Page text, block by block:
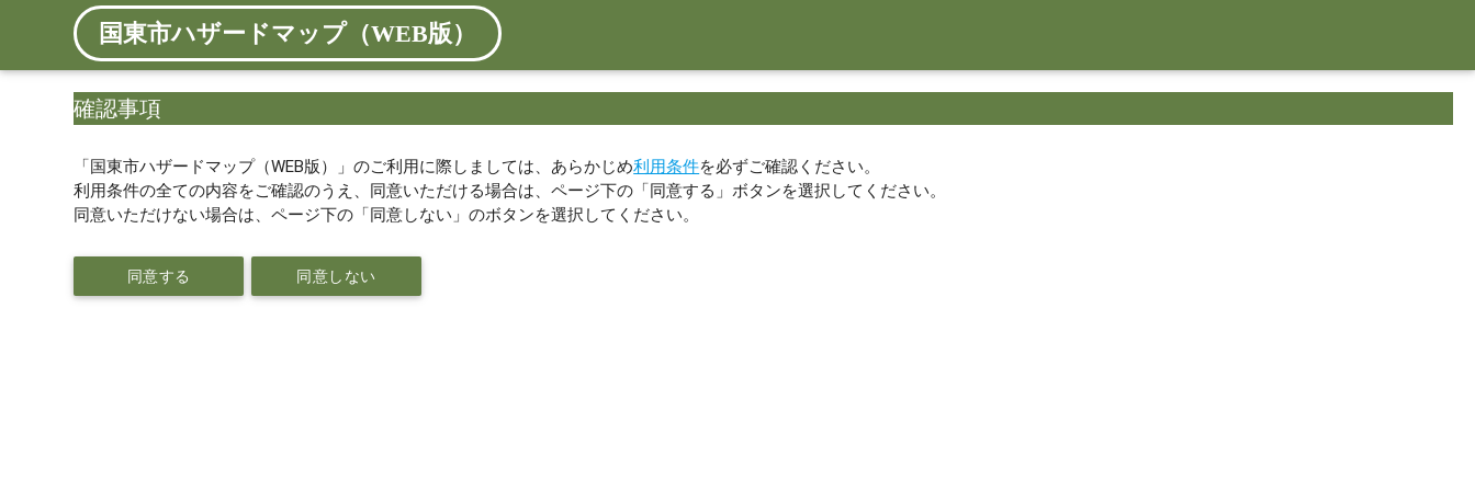
国東市ハザードマップ（WEB版）
確認事項
「国東市ハザードマップ（WEB版）」のご利用に際しましては、あらかじめ利用条件を必ずご確認ください。
利用条件の全ての内容をご確認のうえ、同意いただける場合は、ページ下の「同意する」ボタンを選択してください。
同意いただけない場合は、ページ下の「同意しない」のボタンを選択してください。
同意する 同意しない